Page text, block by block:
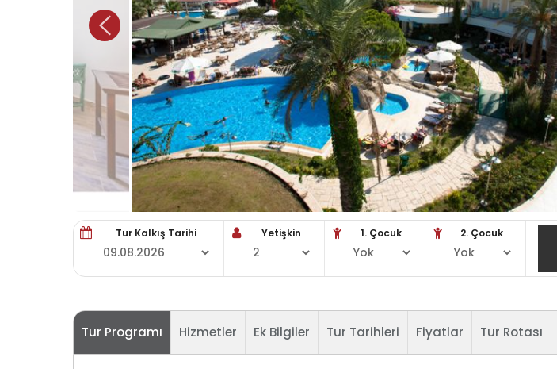
Tur Kalkış Tarihi Yetişkin 1. Çocuk 2. Çocuk
Tur Programı Hizmetler Ek Bilgiler Tur Tarihleri Fiyatlar Tur Rotası